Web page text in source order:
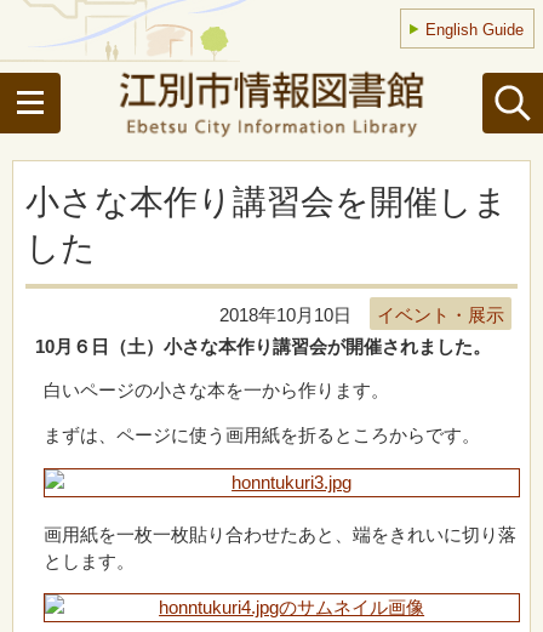
English Guide
小さな本作り講習会を開催しま
した
2018年10月10日
イベント・展示
10月６日（土）小さな本作り講習会が開催されました。
白いページの小さな本を一から作ります。
まずは、ページに使う画用紙を折るところからです。
画用紙を一枚一枚貼り合わせたあと、端をきれいに切り落
とします。